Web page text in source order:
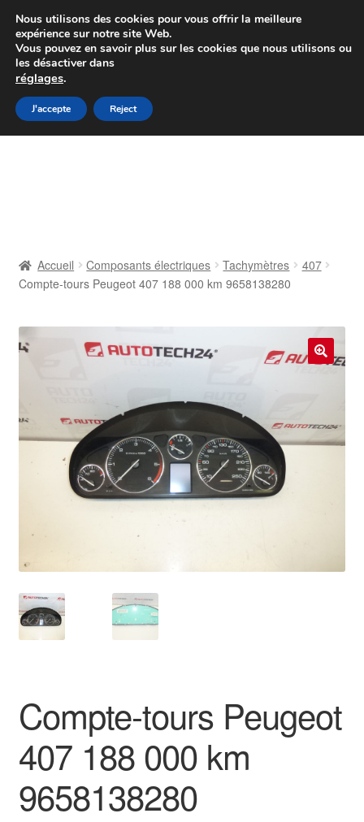
Colissimo livraison à partir de 7 EUR
Du lundi au vendredi de 9 h à 16 h
Aller
à
Aller
au
Contact
Livraison
Mon compte
Paiements
Politique de confidentialité
Procédure de Réclamation
Accueil Composants électriques Tachymètres
407
Compte-tours Peugeot 407 188 000 km 9658138280
Compte-tours Peugeot
407 188 000 km
9658138280
Nous utilisons des cookies pour vous offrir la meilleure
expérience sur notre site Web.
Vous pouvez en savoir plus sur les cookies que nous utilisons ou
les désactiver dans
réglages.
J'accepte Reject